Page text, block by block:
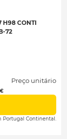
H98 CONTI
72
Preço unitário
Portugal Continental.